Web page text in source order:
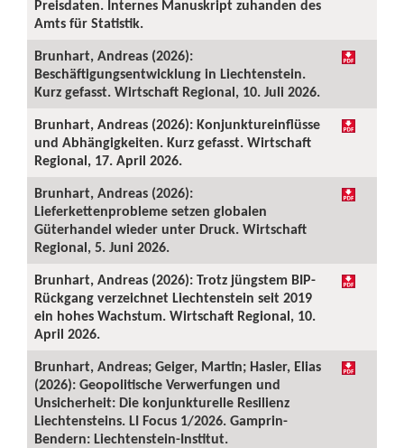
Preisdaten. Internes Manuskript zuhanden des
Amts für Statistik.
Brunhart, Andreas (2026):
Beschäftigungsentwicklung in Liechtenstein.
Kurz gefasst. Wirtschaft Regional, 10. Juli 2026.
Brunhart, Andreas (2026): Konjunktureinflüsse
und Abhängigkeiten. Kurz gefasst. Wirtschaft
Regional, 17. April 2026.
Brunhart, Andreas (2026):
Lieferkettenprobleme setzen globalen
Güterhandel wieder unter Druck. Wirtschaft
Regional, 5. Juni 2026.
Brunhart, Andreas (2026): Trotz jüngstem BIP-
Rückgang verzeichnet Liechtenstein seit 2019
ein hohes Wachstum. Wirtschaft Regional, 10.
April 2026.
Brunhart, Andreas; Geiger, Martin; Hasler, Elias
(2026): Geopolitische Verwerfungen und
Unsicherheit: Die konjunkturelle Resilienz
Liechtensteins. LI Focus 1/2026. Gamprin-
Bendern: Liechtenstein-Institut.